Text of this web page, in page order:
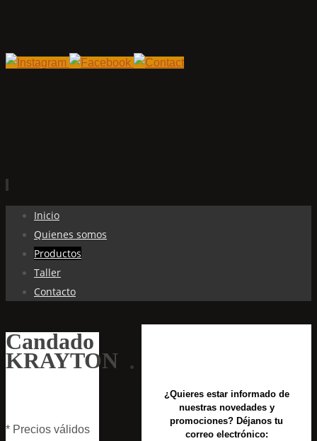
contenido
Inicio
Quienes somos
Productos
Taller
Contacto
Candado
KRAYTON
* Precios válidos
¿Quieres estar informado de
nuestras novedades y
promociones? Déjanos tu
correo electrónico: